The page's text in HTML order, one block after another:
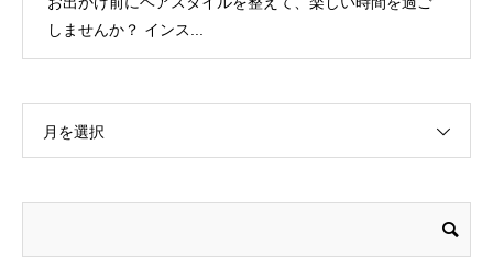
しませんか？ インス...
月を選択